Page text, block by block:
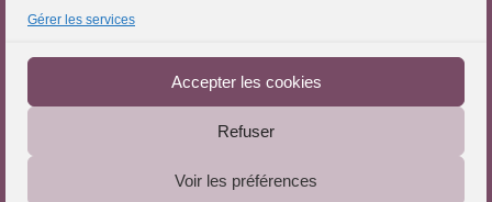
Gérer les services
Accepter les cookies
Refuser
Voir les préférences
Le Portail de l'Analyse des Pratiques © 2025 - Tous droits